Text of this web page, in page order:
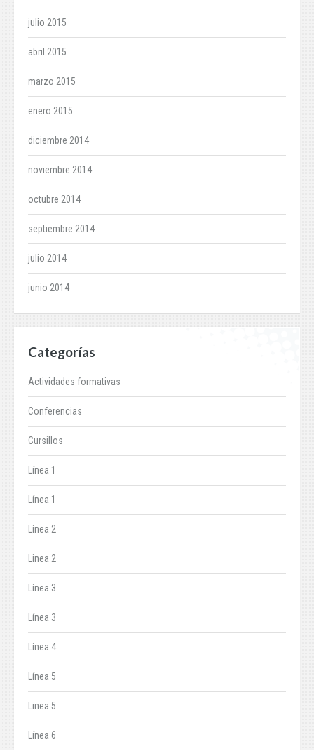
julio 2015
abril 2015
marzo 2015
enero 2015
diciembre 2014
noviembre 2014
octubre 2014
septiembre 2014
julio 2014
junio 2014
Categorías
Actividades formativas
Conferencias
Cursillos
Línea 1
Línea 1
Línea 2
Linea 2
Línea 3
Línea 3
Línea 4
Línea 5
Linea 5
Línea 6